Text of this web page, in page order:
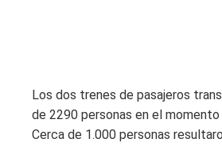
Los dos trenes de pasajeros
de 2290 personas en el momento
Cerca de 1.000 personas